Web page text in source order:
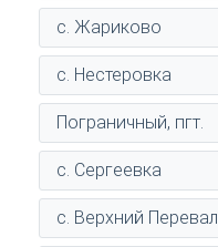
с. Жариково
с. Нестеровка
Пограничный, пгт.
с. Сергеевка
с. Верхний Перевал